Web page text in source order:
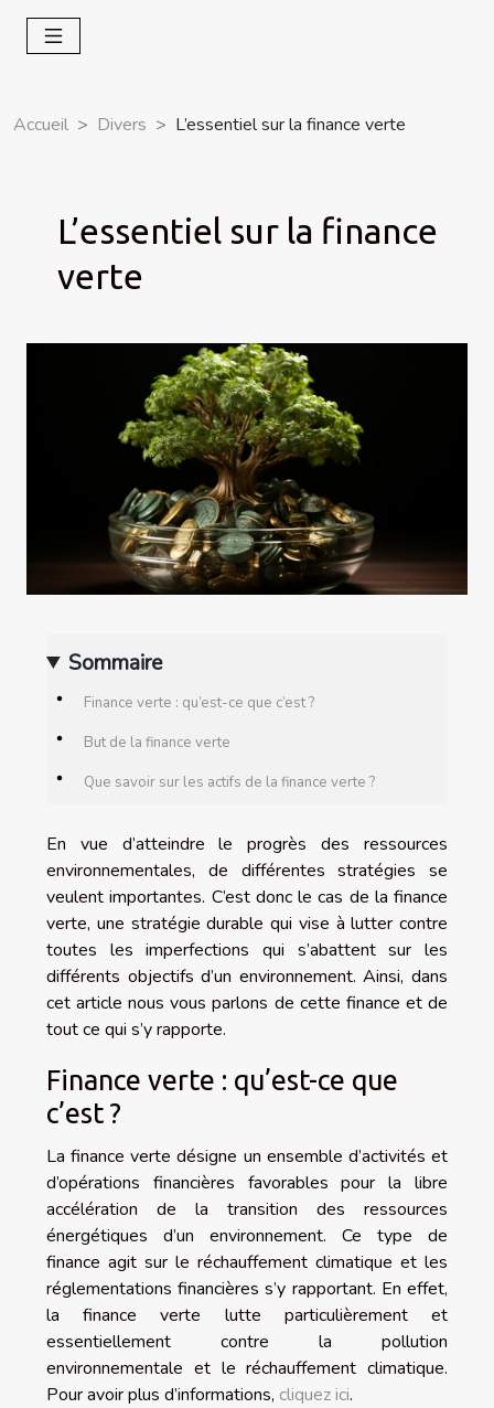
Accueil Divers L’essentiel sur la finance verte
L’essentiel sur la finance
verte
Sommaire
Finance verte : qu’est-ce que c’est ?
But de la finance verte
Que savoir sur les actifs de la finance verte ?
En vue d’atteindre le progrès des ressources
environnementales, de différentes stratégies se
veulent importantes. C’est donc le cas de la finance
verte, une stratégie durable qui vise à lutter contre
toutes les imperfections qui s’abattent sur les
différents objectifs d’un environnement. Ainsi, dans
cet article nous vous parlons de cette finance et de
tout ce qui s’y rapporte.
Finance verte : qu’est-ce que
c’est ?
La finance verte désigne un ensemble d’activités et
d’opérations financières favorables pour la libre
accélération de la transition des ressources
énergétiques d’un environnement. Ce type de
finance agit sur le réchauffement climatique et les
réglementations financières s’y rapportant. En effet,
la finance verte lutte particulièrement et
essentiellement contre la pollution
environnementale et le réchauffement climatique.
Pour avoir plus d’informations, cliquez ici.